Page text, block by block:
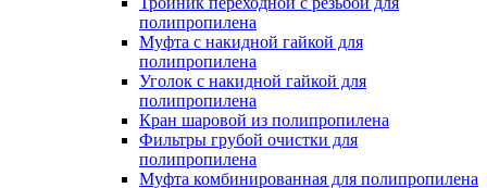
полипропилена
Муфта с накидной гайкой для
полипропилена
Уголок с накидной гайкой для
полипропилена
Кран шаровой из полипропилена
Фильтры грубой очистки для
полипропилена
Муфта комбинированная для полипропилена